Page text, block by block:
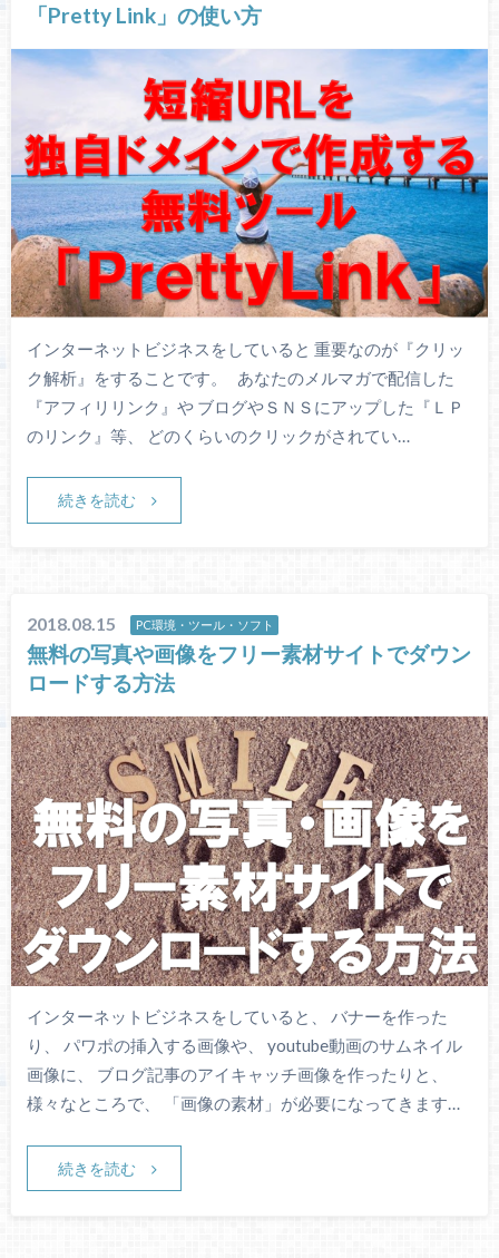
「Pretty Link」の使い方
インターネットビジネスをしていると 重要なのが『クリッ
ク解析』をすることです。 あなたのメルマガで配信した
『アフィリリンク』や ブログやＳＮＳにアップした『ＬＰ
のリンク』等、 どのくらいのクリックがされてい…
続きを読む
2018.08.15 PC環境・ツール・ソフト
無料の写真や画像をフリー素材サイトでダウン
ロードする方法
インターネットビジネスをしていると、 バナーを作った
り、 パワポの挿入する画像や、 youtube動画のサムネイル
画像に、 ブログ記事のアイキャッチ画像を作ったりと、
様々なところで、 「画像の素材」が必要になってきます…
続きを読む